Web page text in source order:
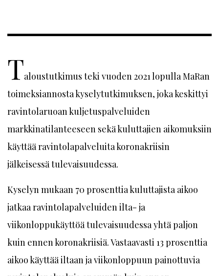
Taloustutkimus teki vuoden 2021 lopulla MaRan
toimeksiannosta kyselytutkimuksen, joka keskittyi
ravintolaruoan kuljetuspalveluiden
markkinatilanteeseen sekä kuluttajien aikomuksiin
käyttää ravintolapalveluita koronakriisin
jälkeisessä tulevaisuudessa.
Kyselyn mukaan 70 prosenttia kuluttajista aikoo
jatkaa ravintolapalveluiden ilta- ja
viikonloppukäyttöä tulevaisuudessa yhtä paljon
kuin ennen koronakriisiä. Vastaavasti 13 prosenttia
aikoo käyttää iltaan ja viikonloppuun painottuvia